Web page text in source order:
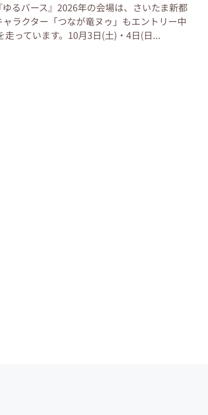
るバース』2026年の会場は、さいたま新都
ラクター「つなが竜ヌゥ」もエントリー中
っています。10月3日(土)・4日(日...